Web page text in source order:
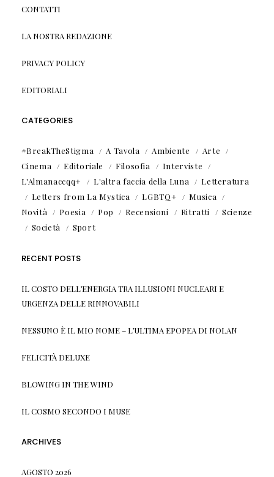
CONTATTI
LA NOSTRA REDAZIONE
PRIVACY POLICY
EDITORIALI
CATEGORIES
#BreakTheStigma A Tavola Ambiente
Arte
Cinema
Editoriale Filosofia
Interviste
L'Almanaccqq+
L'altra faccia della Luna
Letteratura
Letters from La Mystica
LGBTQ+
Musica
Novità
Poesia Pop Recensioni Ritratti
Scienze
Società
Sport
RECENT POSTS
IL COSTO DELL’ENERGIA TRA ILLUSIONI NUCLEARI E
URGENZA DELLE RINNOVABILI
NESSUNO È IL MIO NOME – L’ULTIMA EPOPEA DI NOLAN
FELICITÀ DELUXE
BLOWING IN THE WIND
IL COSMO SECONDO I MUSE
ARCHIVES
AGOSTO 2026